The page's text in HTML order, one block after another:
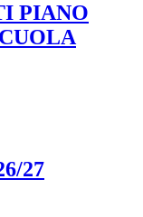
PIANO
27